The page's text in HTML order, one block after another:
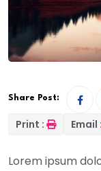
Share Post:
Print : Email :
Lorem ipsum